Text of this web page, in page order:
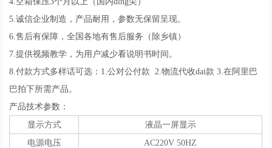
5.诚信企业制造，产品耐用，参数无保留呈现。
6.售后有保障，全国各地有售后服务（除乡镇）
7.提供视频教学，为用户减少看说明书时间。
8.付款方式多样话可选：1.公对公付款 2.物流代收dai款 3.在阿里巴
巴拍下所需产品。
产品技术参数：
显示方式
液晶一屏显示
电源电压
AC220V 50HZ